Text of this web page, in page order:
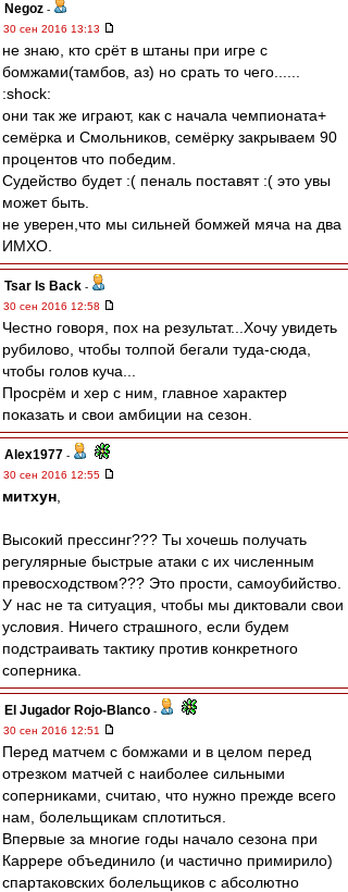
Negoz -
30 сен 2016 13:13
не знаю, кто срёт в штаны при игре с
бомжами(тамбов, аз) но срать то чего......
:shock:
они так же играют, как с начала чемпионата+
семёрка и Смольников, семёрку закрываем 90
процентов что победим.
Судейство будет :( пеналь поставят :( это увы
может быть.
не уверен,что мы сильней бомжей мяча на два
ИМХО.
Tsar Is Back -
30 сен 2016 12:58
Честно говоря, пох на результат...Хочу увидеть
рубилово, чтобы толпой бегали туда-сюда,
чтобы голов куча...
Просрём и хер с ним, главное характер
показать и свои амбиции на сезон.
Alex1977 -
30 сен 2016 12:55
митхун
Высокий прессинг??? Ты хочешь получать
регулярные быстрые атаки с их численным
превосходством??? Это прости, самоубийство.
У нас не та ситуация, чтобы мы диктовали свои
условия. Ничего страшного, если будем
подстраивать тактику против конкретного
соперника.
El Jugador Rojo-Blanco -
30 сен 2016 12:51
Перед матчем с бомжами и в целом перед
отрезком матчей с наиболее сильными
соперниками, считаю, что нужно прежде всего
нам, болельщикам сплотиться.
Впервые за многие годы начало сезона при
Каррере объединило (и частично примирило)
спартаковских болельщиков с абсолютно